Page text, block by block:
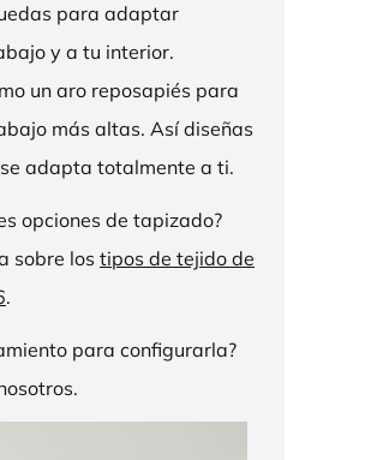
para adaptar
y a tu interior.
un aro reposapiés para
más altas. Así diseñas
adapta totalmente a ti.
opciones de tapizado?
sobre los tipos de tejido de
.
para configurarla?